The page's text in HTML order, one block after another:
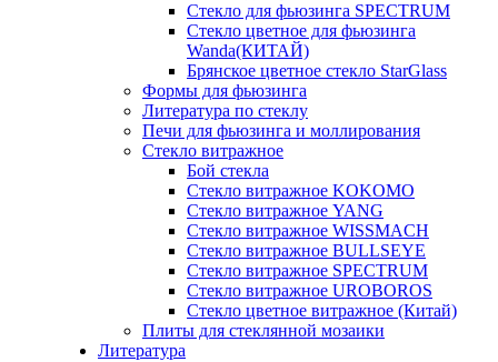
Стекло для фьюзинга SPECTRUM
Стекло цветное для фьюзинга
Wanda(КИТАЙ)
Брянское цветное стекло StarGlass
Формы для фьюзинга
Литература по стеклу
Печи для фьюзинга и моллирования
Стекло витражное
Бой стекла
Стекло витражное KOKOMO
Стекло витражное YANG
Стекло витражное WISSMACH
Стекло витражное BULLSEYE
Стекло витражное SPECTRUM
Стекло витражное UROBOROS
Стекло цветное витражное (Китай)
Плиты для стеклянной мозаики
Литература